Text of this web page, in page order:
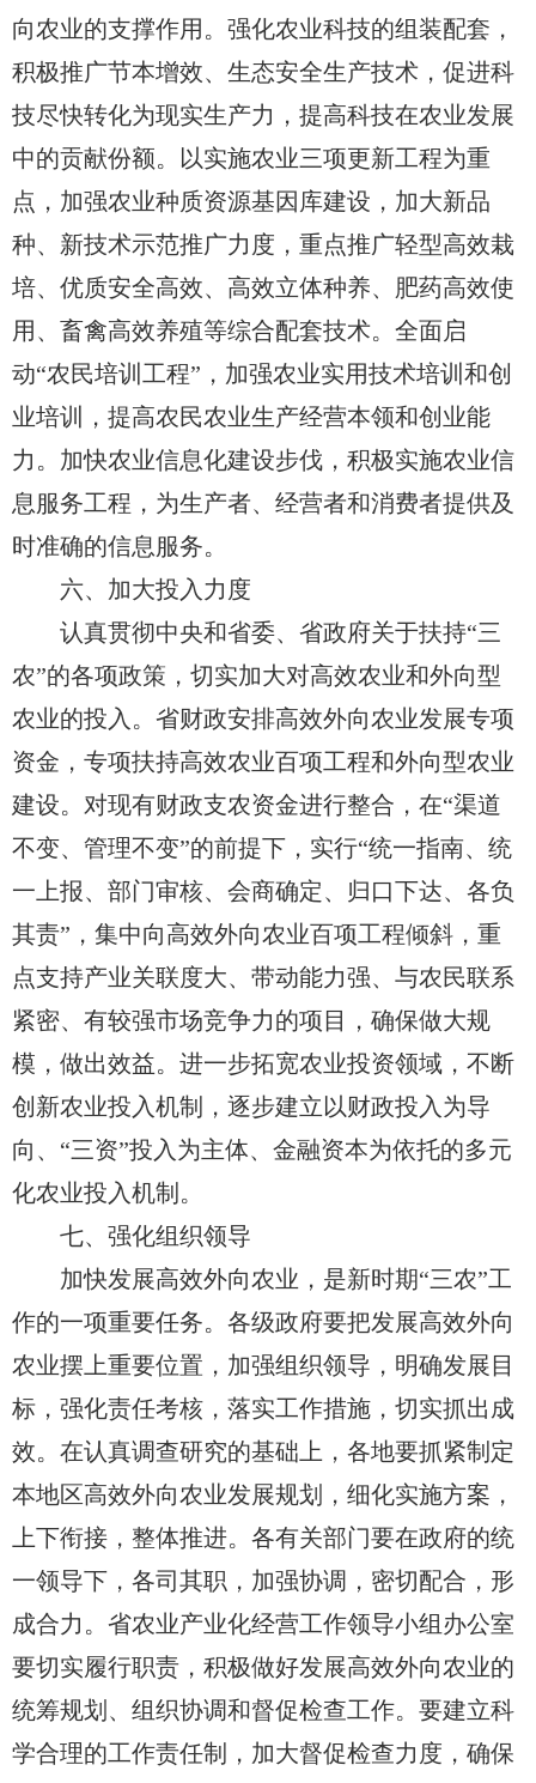
向农业的支撑作用。强化农业科技的组装配套，
积极推广节本增效、生态安全生产技术，促进科
技尽快转化为现实生产力，提高科技在农业发展
中的贡献份额。以实施农业三项更新工程为重
点，加强农业种质资源基因库建设，加大新品
种、新技术示范推广力度，重点推广轻型高效栽
培、优质安全高效、高效立体种养、肥药高效使
用、畜禽高效养殖等综合配套技术。全面启
动“农民培训工程”，加强农业实用技术培训和创
业培训，提高农民农业生产经营本领和创业能
力。加快农业信息化建设步伐，积极实施农业信
息服务工程，为生产者、经营者和消费者提供及
时准确的信息服务。
六、加大投入力度
认真贯彻中央和省委、省政府关于扶持“三
农”的各项政策，切实加大对高效农业和外向型
农业的投入。省财政安排高效外向农业发展专项
资金，专项扶持高效农业百项工程和外向型农业
建设。对现有财政支农资金进行整合，在“渠道
不变、管理不变”的前提下，实行“统一指南、统
一上报、部门审核、会商确定、归口下达、各负
其责”，集中向高效外向农业百项工程倾斜，重
点支持产业关联度大、带动能力强、与农民联系
紧密、有较强市场竞争力的项目，确保做大规
模，做出效益。进一步拓宽农业投资领域，不断
创新农业投入机制，逐步建立以财政投入为导
向、“三资”投入为主体、金融资本为依托的多元
化农业投入机制。
七、强化组织领导
加快发展高效外向农业，是新时期“三农”工
作的一项重要任务。各级政府要把发展高效外向
农业摆上重要位置，加强组织领导，明确发展目
标，强化责任考核，落实工作措施，切实抓出成
效。在认真调查研究的基础上，各地要抓紧制定
本地区高效外向农业发展规划，细化实施方案，
上下衔接，整体推进。各有关部门要在政府的统
一领导下，各司其职，加强协调，密切配合，形
成合力。省农业产业化经营工作领导小组办公室
要切实履行职责，积极做好发展高效外向农业的
统筹规划、组织协调和督促检查工作。要建立科
学合理的工作责任制，加大督促检查力度，确保